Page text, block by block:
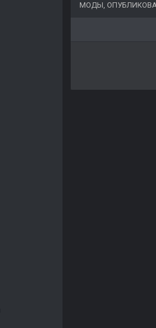
МОДЫ,